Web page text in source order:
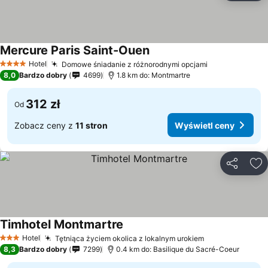
4 KategoriaHotel Domowe śniadanie z różnorodnymi opcjami
Mercure Paris Saint-Ouen
8,0 Bardzo dobry 4699 1.8 km do: Montmartre
Od 312 zł
Zobacz ceny z 11 stron Wyświetl ceny
3 Kategoria
Hotel Tętniąca życiem okolica z lokalnym urokiem
Timhotel Montmartre
8,3 Bardzo dobry 7299 0.4 km do: Basilique du Sacré-Coeur